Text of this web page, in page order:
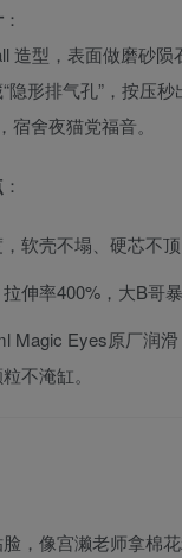
：
造型，表面做磨砂陨
隐形排气孔”，按压
宿舍夜猫党福音。
：
软壳不塌、硬芯不顶
伸率400%，大B哥
Magic Eyes原厂润
不淹缸。
，像宫濑老师拿棉